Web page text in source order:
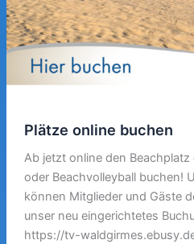
Plätze online buchen
Ab jetzt online den
oder Beachvolleyball buchen!
können Mitglieder und Gäste
unser neu eingerichtetes
https://tv-